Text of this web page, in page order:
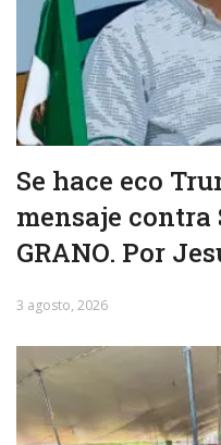
Se hace eco
mensaje contra
GRANO. Por
3 agosto, 2026